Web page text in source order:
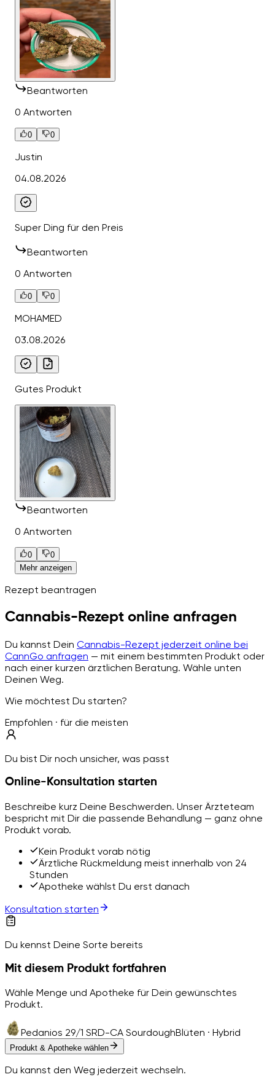
Beantworten
0 Antworten
0 0
Justin
04.08.2026
Super Ding für den Preis
Beantworten
0 Antworten
0 0
MOHAMED
03.08.2026
Gutes Produkt
Beantworten
0 Antworten
0
0
Mehr anzeigen
Rezept beantragen
Cannabis-Rezept online anfragen
Du kannst Dein Cannabis-Rezept jederzeit online bei
CannGo anfragen — mit einem bestimmten Produkt oder
nach einer kurzen ärztlichen Beratung. Wähle unten
Deinen Weg.
Wie möchtest Du starten?
Empfohlen · für die meisten
Du bist Dir noch unsicher, was passt
Online-Konsultation starten
Beschreibe kurz Deine Beschwerden. Unser Ärzteteam
bespricht mit Dir die passende Behandlung — ganz ohne
Produkt vorab.
Kein Produkt vorab nötig
Ärztliche Rückmeldung meist innerhalb von 24
Stunden
Apotheke wählst Du erst danach
Konsultation starten
Du kennst Deine Sorte bereits
Mit diesem Produkt fortfahren
Wähle Menge und Apotheke für Dein gewünschtes
Produkt.
Pedanios 29/1 SRD-CA SourdoughBlüten · Hybrid
Produkt & Apotheke wählen
Du kannst den Weg jederzeit wechseln.